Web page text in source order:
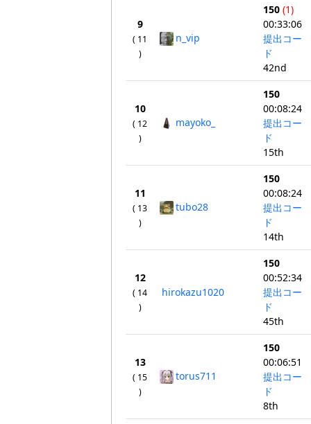
9
( 11
)
n_vip
150 (1)
00:33:06
提出コー
ド
42nd
10
( 12
)
mayoko_
150
00:08:24
提出コー
ド
15th
11
( 13
)
tubo28
150
00:08:24
提出コー
ド
14th
12
( 14
)
hirokazu1020
150
00:52:34
提出コー
ド
45th
13
( 15
)
torus711
150
00:06:51
提出コー
ド
8th